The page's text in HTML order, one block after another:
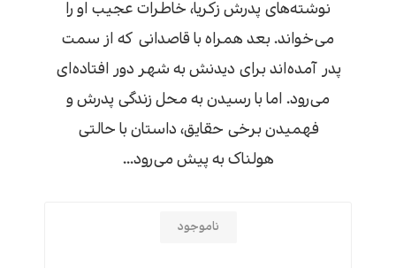
نوشته‌های پدرش زکریا، خاطرات عجیب او را
می‌خواند. بعد همراه با قاصدانی که از سمت
پدر آمده‌اند برای دیدنش به شهر دور افتاده‌ای
می‌رود. اما با رسیدن به محل زندگی پدرش و
فهمیدن برخی حقایق، داستان با حالتی
هولناک به پیش می‌رود...
ناموجود